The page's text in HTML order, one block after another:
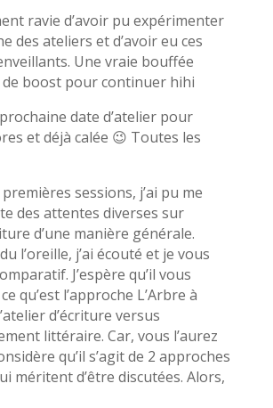
ravie d’avoir pu expérimenter
des ateliers et d’avoir eu ces
Une vraie bouffée
de boost pour continuer hihi
date d’atelier pour
et déjà calée 😉 Toutes les
sessions, j’ai pu me
des attentes diverses sur
d’une manière générale.
l’oreille, j’ai écouté et je vous
J’espère qu’il vous
qu’est l’approche L’Arbre à
d’écriture versus
littéraire. Car, vous l’aurez
qu’il s’agit de 2 approches
méritent d’être discutées. Alors,